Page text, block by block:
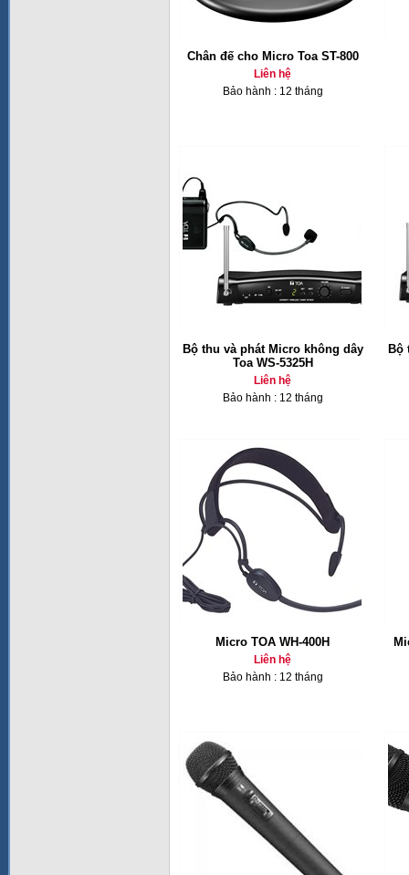
Chân đế cho Micro Toa ST-800
Liên hệ
Bảo hành : 12 tháng
Bộ thu và phát Micro không dây
Toa WS-5325H
Liên hệ
Bảo hành : 12 tháng
Bộ
Micro TOA WH-400H
Liên hệ
Bảo hành : 12 tháng